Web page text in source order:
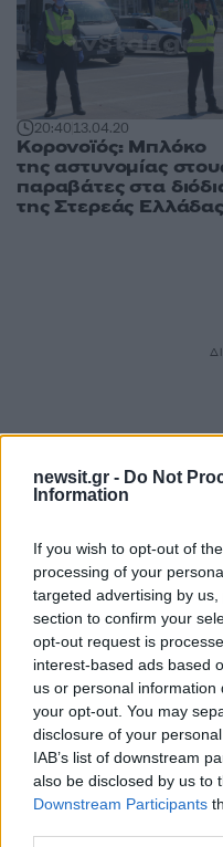
newsit.gr - Do Not
Information
If you wish to opt-out of
processing of your
targeted advertising by
section to confirm your
opt-out request is
interest-based ads based
us or personal
your opt-out. You may
disclosure of your
IAB’s list of downstream
also be disclosed by us to
Downstream Participants
20:4013.04.20
Κορονοϊός: Μπλόκο
της αστυνομίας
παραβάτες στα
της Στερεάς Ελλάδας